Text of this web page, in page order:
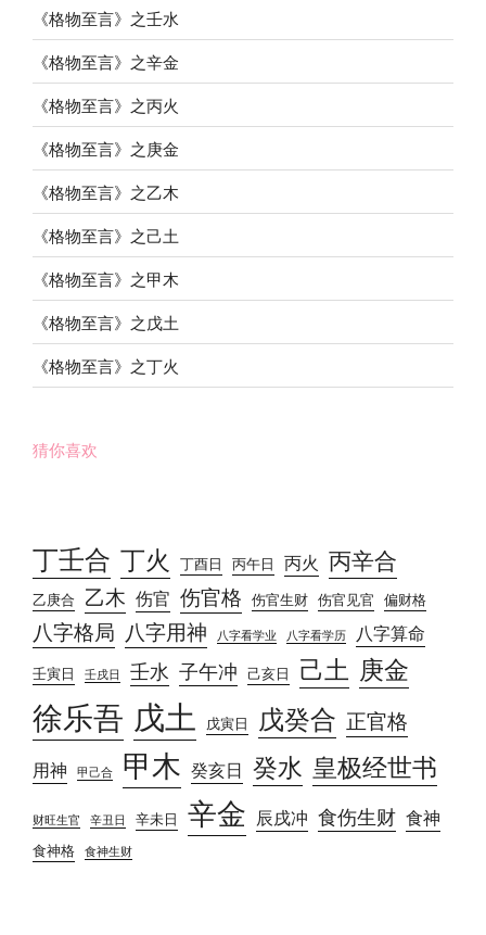
《格物至言》之壬水
《格物至言》之辛金
《格物至言》之丙火
《格物至言》之庚金
《格物至言》之乙木
《格物至言》之己土
《格物至言》之甲木
《格物至言》之戊土
《格物至言》之丁火
猜你喜欢
丁壬合 丁火 丁酉日 丙午日 丙火 丙辛合
乙庚合 乙木 伤官 伤官格 伤官生财 伤官见官 偏财格
八字格局 八字用神 八字看学业 八字看学历 八字算命
壬寅日 壬戌日 壬水 子午冲 己亥日 己土 庚金
徐乐吾 戊土 戊寅日 戊癸合 正官格
用神 甲己合 甲木 癸亥日 癸水 皇极经世书
财旺生官 辛丑日 辛未日 辛金 辰戌冲 食伤生财 食神
食神格 食神生财